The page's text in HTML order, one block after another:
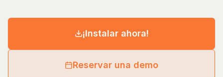
¡Instalar ahora!
Reservar una demo